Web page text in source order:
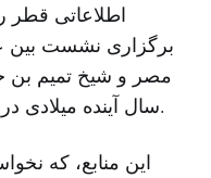
اطلاعاتی قطر
برگزاری نشست بین
مصر و شیخ تمیم بن
سال آینده میلادی در ریاض را مورد بررسی قرار دهد.
این منابع، که